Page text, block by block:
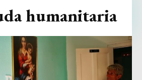
humanitaria